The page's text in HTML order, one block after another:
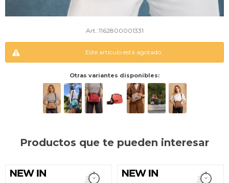
1162800001331
Este artículo está agotado.
Otras variantes disponibles:
Productos que te pueden interesar